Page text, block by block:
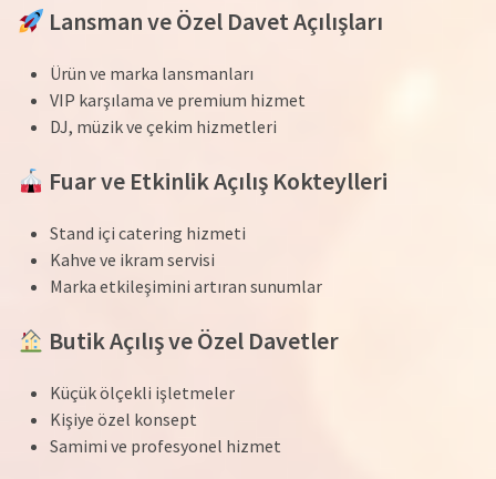
Lansman ve Özel Davet Açılışları
Ürün ve marka lansmanları
VIP karşılama ve premium hizmet
DJ, müzik ve çekim hizmetleri
Fuar ve Etkinlik Açılış Kokteylleri
Stand içi catering hizmeti
Kahve ve ikram servisi
Marka etkileşimini artıran sunumlar
Butik Açılış ve Özel Davetler
Küçük ölçekli işletmeler
Kişiye özel konsept
Samimi ve profesyonel hizmet